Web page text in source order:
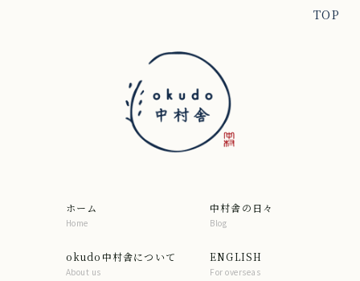
TOP
ホーム
Home
中村舎の日々
Blog
okudo中村舎について
About us
ENGLISH
For overseas